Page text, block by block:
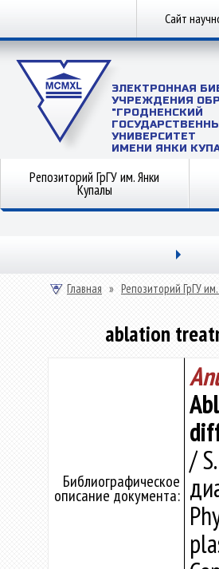
Сайт
ЭЛЕКТРОННАЯ
УЧРЕЖДЕНИЯ
"ГРОДНЕНСКИЙ
УНИВЕРСИТЕТ
ИМЕНИ ЯНКИ
Репозиторий ГрГУ им. Янки
Купалы
Главная » Репозиторий ГрГУ
ablation
Библиографическое
описание документа:
/